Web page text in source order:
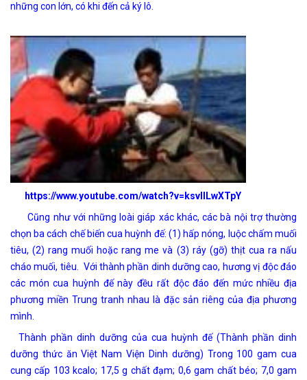
những con lớn, có khi đến cả ký lô.
https://www.youtube.com/watch?v=ksvIILwXTpY
Cũng như với những loài giáp xác khác, các bà nội trợ thường
chọn ba cách chế biến cua huỳnh đế: (1) hấp nóng, luộc chấm muối
tiêu, (2) rang muối hoặc rang me và (3) ráy (gỡ) thịt cua ra nấu
cháo muối, tiêu. Với thành phần dinh dưỡng cao, hương vị độc đáo
các món cua huỳnh đế này đều rất độc đáo đến mức nhiều địa
phương miền Trung tranh nhau là đặc sản riêng của địa phương
mình.
Thành phần dinh dưỡng của cua huỳnh đế (Thành phần dinh
dưỡng thức ăn Việt Nam Viện Dinh dưỡng) Trong 100 gam cua
cung cấp 103 kcalo; 17,5 g chất đạm; 0,6 gam chất béo; 7,0 gam